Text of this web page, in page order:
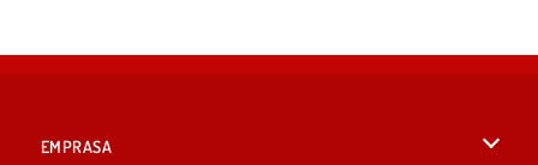
EMPRASA